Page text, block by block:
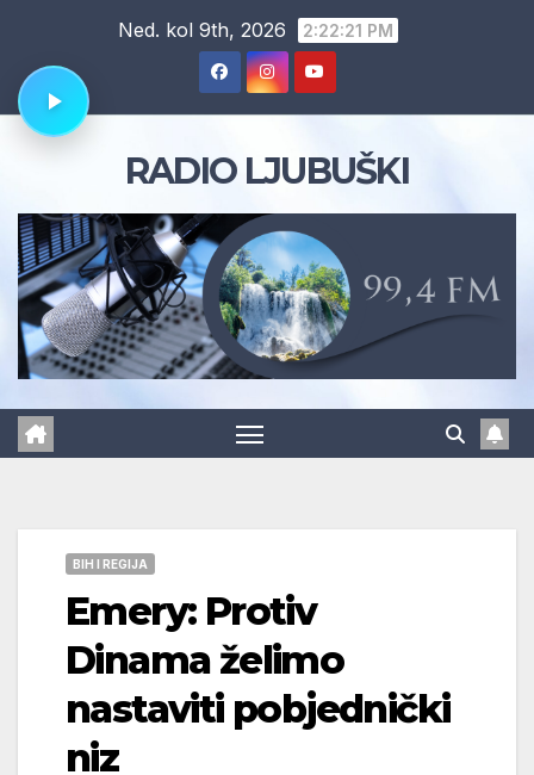
content
Ned. kol 9th, 2026 2:22:22 PM
RADIO LJUBUŠKI
BIH I REGIJA
Emery: Protiv
Dinama želimo
nastaviti pobjednički
niz